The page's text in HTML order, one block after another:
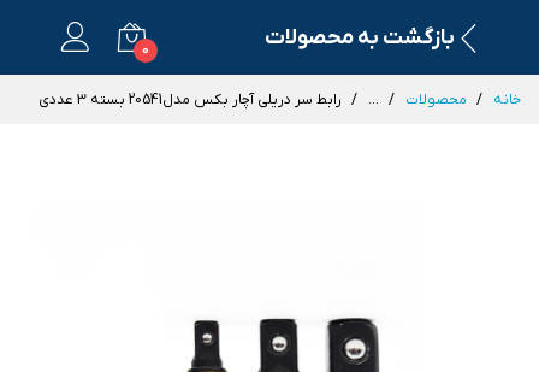
بازگشت به محصولات 0
خانه محصولات ... رابط سر دریلی آچار بکس مدل20541 بسته 3 عددی